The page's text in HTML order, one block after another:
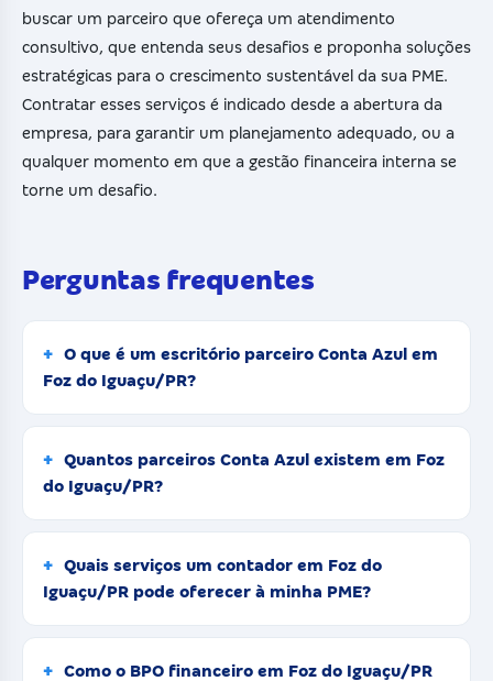
buscar um parceiro que ofereça um atendimento
consultivo, que entenda seus desafios e proponha soluções
estratégicas para o crescimento sustentável da sua PME.
Contratar esses serviços é indicado desde a abertura da
empresa, para garantir um planejamento adequado, ou a
qualquer momento em que a gestão financeira interna se
torne um desafio.
Perguntas frequentes
O que é um escritório parceiro Conta Azul em
Foz do Iguaçu/PR?
Quantos parceiros Conta Azul existem em Foz
do Iguaçu/PR?
Quais serviços um contador em Foz do
Iguaçu/PR pode oferecer à minha PME?
Como o BPO financeiro em Foz do Iguaçu/PR